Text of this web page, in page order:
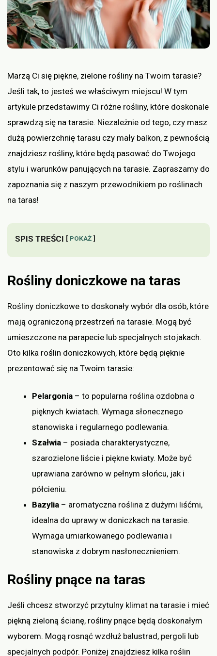
Marzą Ci się piękne, zielone rośliny na Twoim tarasie?
Jeśli tak, to jesteś we właściwym miejscu! W tym
artykule przedstawimy Ci różne rośliny, które doskonale
sprawdzą się na tarasie. Niezależnie od tego, czy masz
dużą powierzchnię tarasu czy mały balkon, z pewnością
znajdziesz rośliny, które będą pasować do Twojego
stylu i warunków panujących na tarasie. Zapraszamy do
zapoznania się z naszym przewodnikiem po roślinach
na taras!
SPIS TREŚCI POKAŻ
Rośliny doniczkowe na taras
Rośliny doniczkowe to doskonały wybór dla osób, które
mają ograniczoną przestrzeń na tarasie. Mogą być
umieszczone na parapecie lub specjalnych stojakach.
Oto kilka roślin doniczkowych, które będą pięknie
prezentować się na Twoim tarasie:
Pelargonia – to popularna roślina ozdobna o
pięknych kwiatach. Wymaga słonecznego
stanowiska i regularnego podlewania.
Szałwia – posiada charakterystyczne,
szarozielone liście i piękne kwiaty. Może być
uprawiana zarówno w pełnym słońcu, jak i
półcieniu.
Bazylia – aromatyczna roślina z dużymi liśćmi,
idealna do uprawy w doniczkach na tarasie.
Wymaga umiarkowanego podlewania i
stanowiska z dobrym nasłonecznieniem.
Rośliny pnące na taras
Jeśli chcesz stworzyć przytulny klimat na tarasie i mieć
piękną zieloną ścianę, rośliny pnące będą doskonałym
wyborem. Mogą rosnąć wzdłuż balustrad, pergoli lub
specjalnych podpór. Poniżej znajdziesz kilka roślin